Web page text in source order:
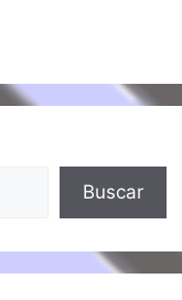
Buscar